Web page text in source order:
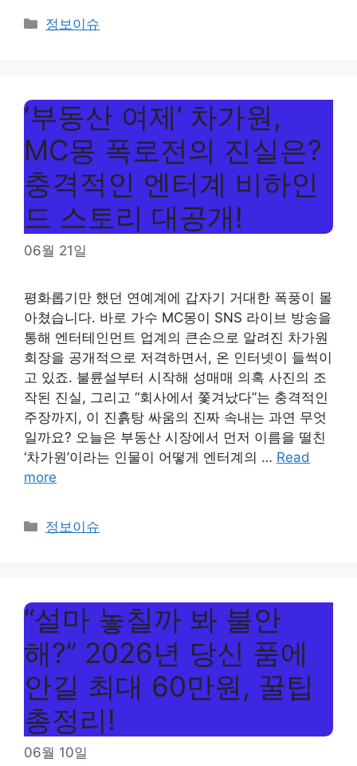
Categories
정보이슈
‘부동산 여제’ 차가원,
MC몽 폭로전의 진실은?
충격적인 엔터계 비하인
드 스토리 대공개!
06월 21일
평화롭기만 했던 연예계에 갑자기 거대한 폭풍이 몰
아쳤습니다. 바로 가수 MC몽이 SNS 라이브 방송을
통해 엔터테인먼트 업계의 큰손으로 알려진 차가원
회장을 공개적으로 저격하면서, 온 인터넷이 들썩이
고 있죠. 불륜설부터 시작해 성매매 의혹 사진의 조
작된 진실, 그리고 “회사에서 쫓겨났다”는 충격적인
주장까지, 이 진흙탕 싸움의 진짜 속내는 과연 무엇
일까요? 오늘은 부동산 시장에서 먼저 이름을 떨친
‘차가원’이라는 인물이 어떻게 엔터계의 … Read
more
Categories
정보이슈
“설마 놓칠까 봐 불안
해?” 2026년 당신 품에
안길 최대 60만원, 꿀팁
총정리!
06월 10일